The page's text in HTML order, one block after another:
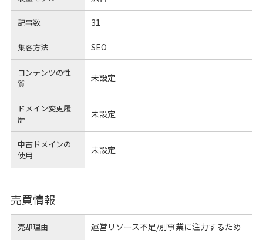
記事数 31
集客方法 SEO
コンテンツの性
質
未設定
ドメイン変更履
歴
未設定
中古ドメインの
使用
未設定
売買情報
売却理由 運営リソース不足/別事業に注力するため